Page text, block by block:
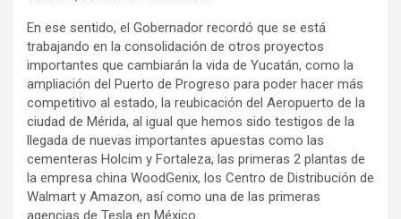
En ese sentido, el Gobernador recordó que se está
trabajando en la consolidación de otros proyectos
importantes que cambiarán la vida de Yucatán, como la
ampliación del Puerto de Progreso para poder hacer más
competitivo al estado, la reubicación del Aeropuerto de la
ciudad de Mérida, al igual que hemos sido testigos de la
llegada de nuevas importantes apuestas como las
cementeras Holcim y Fortaleza, las primeras 2 plantas de
la empresa china WoodGenix, los Centro de Distribución de
Walmart y Amazon, así como una de las primeras
agencias de Tesla en México.